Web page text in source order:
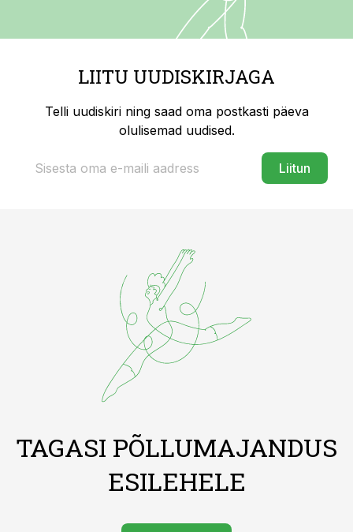
LIITU UUDISKIRJAGA
Telli uudiskiri ning saad oma postkasti päeva
olulisemad uudised.
Liitun
TAGASI PÕLLUMAJANDUS
ESILEHELE